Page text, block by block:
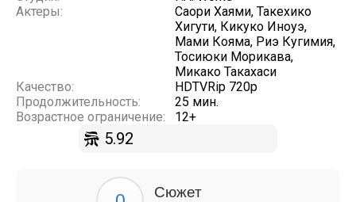
Актеры:
Саори Хаями, Такехико
Хигути, Кикуко Иноуэ,
Мами Кояма, Риэ Кугимия,
Тосиюки Морикава,
Микако Такахаси
Качество:
HDTVRip 720p
Продолжительность:
25 мин.
Возрастное ограничение:
12+
5.92
Сюжет